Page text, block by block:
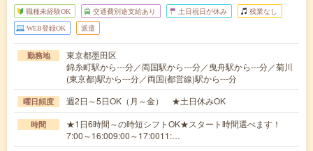
職種未経験OK 交通費別途支給あり 土日祝日が休み 残業なし
WEB登録OK 派遣
勤務地
東京都墨田区
錦糸町駅から---分／両国駅から---分／曳舟駅から---分／菊川
(東京都)駅から---分／両国(都営線)駅から---分
曜日頻度 週2日～5日OK（月～金） ★土日休みOK
時間
★1日6時間～の時短シフトOK★スタート時間選べます！
7:00～16:009:00～17:0011:…